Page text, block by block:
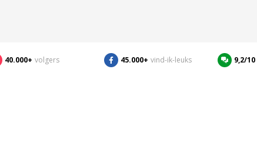
40.000+ volgers 45.000+ vind-ik-leuks 9,2/10